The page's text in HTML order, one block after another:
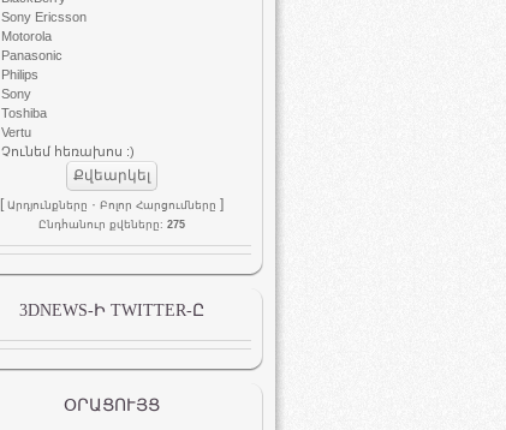
Sony Ericsson
Motorola
Panasonic
Philips
Sony
Toshiba
Vertu
Չունեմ հեռախոս :)
[ Արդյունքները · Բոլոր Հարցումները ]
Ընդհանուր քվեները: 275
3DNEWS-Ի TWITTER-Ը
ՕՐԱՑՈՒՅՑ